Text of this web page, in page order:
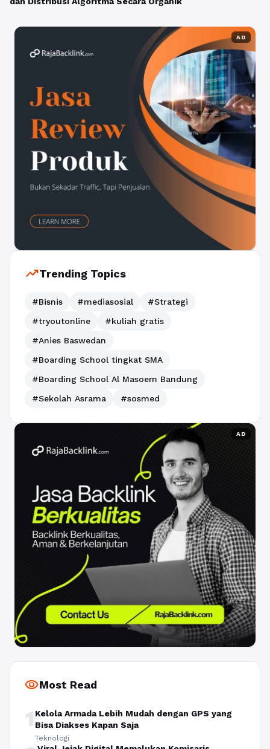
AD
trending_upTrending Topics
#Bisnis #mediasosial
#Strategi
#tryoutonline
#kuliah gratis
#Anies Baswedan
#Boarding School tingkat SMA
#Boarding School Al Masoem Bandung
#Sekolah Asrama
#sosmed
AD
visibilityMost Read
1 Kelola Armada Lebih Mudah dengan GPS yang
Bisa Diakses Kapan Saja
Teknologi